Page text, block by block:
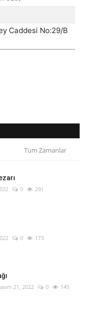
Tüm Zamanlar
0 291
0 173
21, 2022 0 145